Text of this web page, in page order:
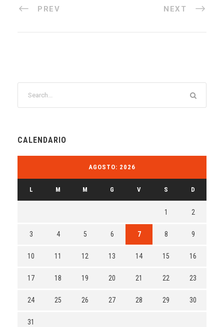
PREV NEXT
CALENDARIO
AGOSTO: 2026
L M M G V S D
1 2
3 4 5 6 7 8 9
10 11 12 13 14 15 16
17 18 19 20 21 22 23
24 25 26 27 28 29 30
31